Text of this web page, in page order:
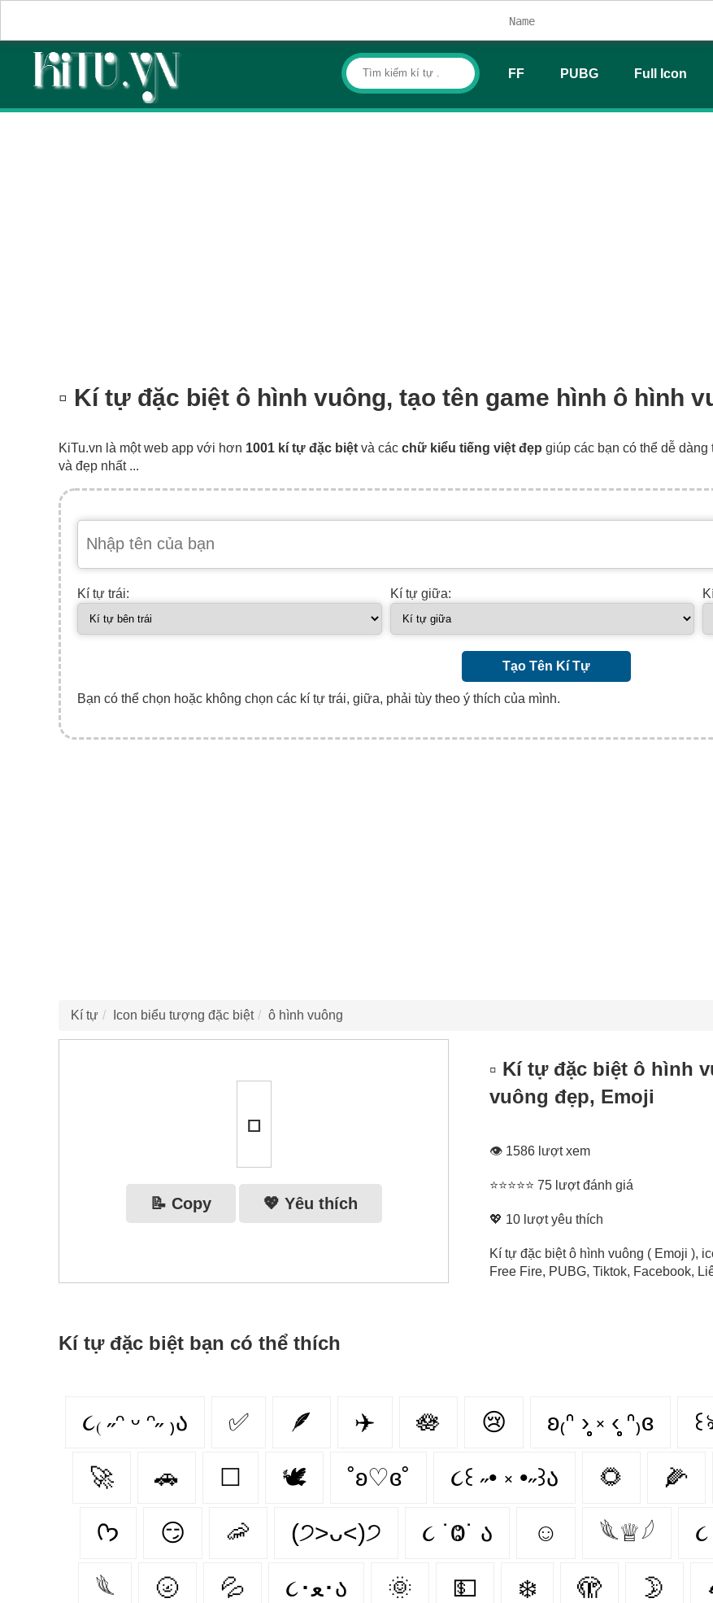
FF PUBG Full Icon
▫️ Kí tự đặc biệt ô hình vuông, tạo tên game hình ô hình
KiTu.vn là một web app với hơn 1001 kí tự đặc biệt và các chữ kiểu tiếng việt đẹp giúp các bạn có thể dễ
và đẹp nhất ...
Kí tự trái: Kí tự giữa:
Tạo Tên Kí Tự
Bạn có thể chọn hoặc không chọn các kí tự trái, giữa, phải tùy theo ý thích của mình.
Kí tự Icon biểu tượng đặc biệt ô hình vuông
▫️
📝 Copy 💖 Yêu thích
▫️ Kí tự đặc biệt ô hình
vuông đẹp, Emoji
👁 1586 lượt xem
⭐⭐⭐⭐⭐ 75 lượt đánh giá
💖 10 lượt yêu thích
Kí tự đặc biệt ô hình vuông ( Emoji ),
Free Fire, PUBG, Tiktok, Facebook,
Kí tự đặc biệt bạn có thể thích
૮₍ ˶ᵔ ᵕ ᵔ˶ ₎ა ✅ 🪶 ✈️ 🪷 😢 ʚ₍ᐢ ›̥̥̥ ༝ ‹̥̥̥ ᐢ₎ɞ
🚀 🚗 ☐ 🕊️ ˚ʚ♡ɞ˚ ૮꒰ ˶• ༝ •˶꒱ა 🌻 🌽
ᡣ𐭩 😏 🦐 (੭˃ᴗ˂)੭ ૮ ˙Ⱉ˙ ა ☺ 𓆰♕𓆪
𓆰 🌝 💦 ૮･ﻌ･ა 🌞 💵 ❄️ 🫣 🌛